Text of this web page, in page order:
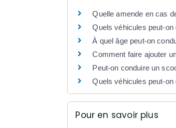
Quelle amende en cas
Quels véhicules peut-
À quel âge peut-on
Comment faire ajouter
Peut-on conduire un
Quels véhicules peut-
Pour en savoir plus